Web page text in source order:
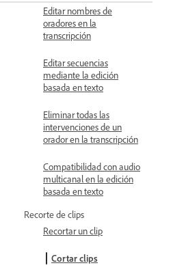
Editar nombres de
oradores en la
transcripción
Editar secuencias
mediante la edición
basada en texto
Eliminar todas las
intervenciones de un
orador en la transcripción
Compatibilidad con audio
multicanal en la edición
basada en texto
Recorte de clips
Recortar un clip
Cortar clips